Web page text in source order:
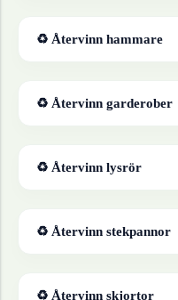
♻ Återvinn hammare
♻ Återvinn garderober
♻ Återvinn lysrör
♻ Återvinn stekpannor
♻ Återvinn skjortor